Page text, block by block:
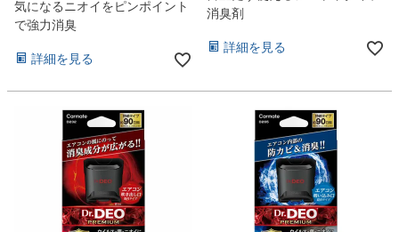
気になるニオイをピンポイント
で強力消臭
詳細を見る
消臭剤
詳細を見る